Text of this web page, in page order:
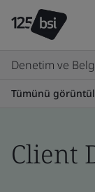
Denetim ve
Tümünü
Client